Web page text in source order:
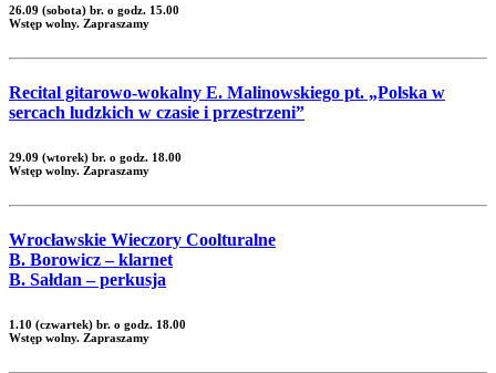
26.09 (sobota) br. o godz. 15.00
Wstęp wolny. Zapraszamy
Recital gitarowo-wokalny E. Malinowskiego pt. „Polska w
sercach ludzkich w czasie i przestrzeni”
29.09 (wtorek) br. o godz. 18.00
Wstęp wolny. Zapraszamy
Wrocławskie Wieczory Coolturalne
B. Borowicz – klarnet
B. Sałdan – perkusja
1.10 (czwartek) br. o godz. 18.00
Wstęp wolny. Zapraszamy